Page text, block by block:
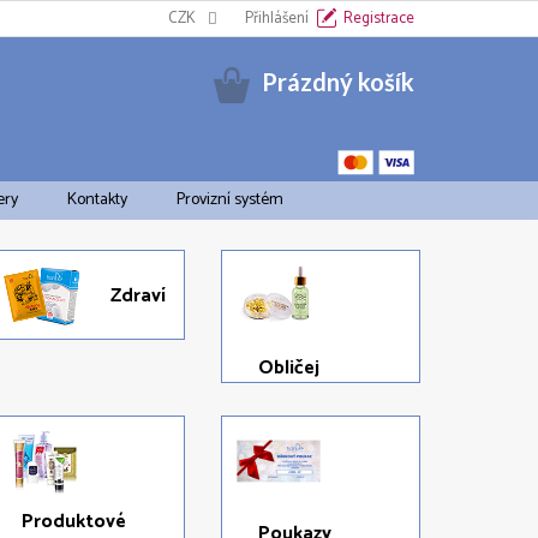
Informační oznámení k EET Cookies Doprava a platba
CZK Přihlášení Registrace
Nákupní
Prázdný košík
Kontakty Provizní systém
Zdraví
Obličej
Produktové